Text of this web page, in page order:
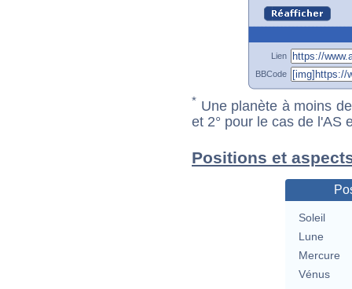
Lien
BBCode
* Une planète à moins
et 2° pour le cas de l'AS
Positions et
Soleil
Lune
Mercure
Vénus